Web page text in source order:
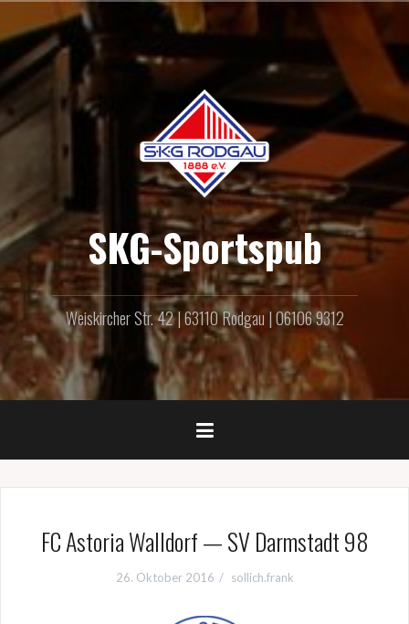
Inhalt
springen
SKG-Sportspub
Weiskircher Str. 42 | 63110 Rodgau | 06106 9312
FC Astoria Walldorf — SV Darmstadt 98
26. Oktober 2016 sollich.frank